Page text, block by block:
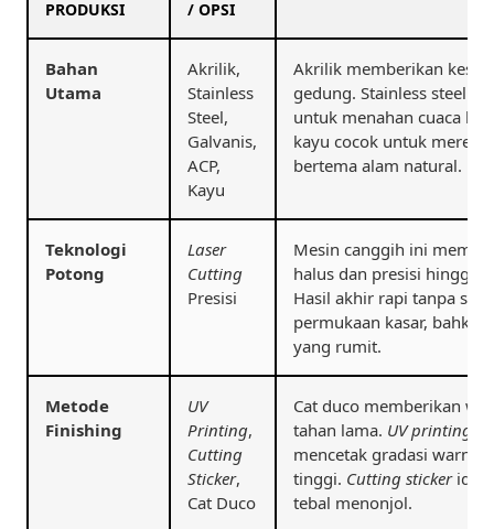
PRODUKSI
/ OPSI
Bahan
Utama
Akrilik,
Stainless
Steel,
Galvanis,
ACP,
Kayu
Akrilik memberikan
gedung. Stainless steel
untuk menahan cuaca
kayu cocok untuk
bertema alam natural.
Teknologi
Potong
Laser
Cutting
Presisi
Mesin canggih ini
halus dan presisi hingga
Hasil akhir rapi tanpa
permukaan kasar,
yang rumit.
Metode
Finishing
UV
Printing,
Cutting
Sticker,
Cat Duco
Cat duco memberikan
tahan lama. UV printing
mencetak gradasi warna
tinggi. Cutting sticker
tebal menonjol.